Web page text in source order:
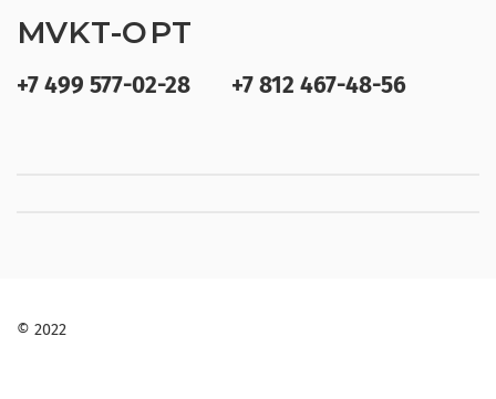
+7 499 577-02-28 +7 812 467-48-56
MVKT-OPT
© 2022